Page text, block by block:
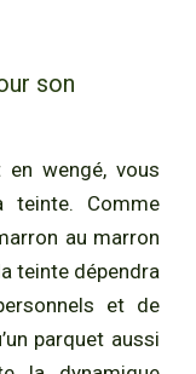
son
en wengé, vous
teinte. Comme
au marron
teinte dépendra
et de
parquet aussi